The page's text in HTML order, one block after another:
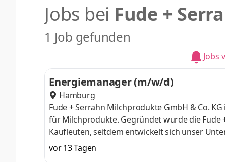
Jobs bei Fude +
1 Job gefunden
Jobs
Energiemanager (m/w/d)
Hamburg
Fude + Serrahn Milchprodukte GmbH & Co.
für Milchprodukte. Gegründet wurde die Fude
Kaufleuten, seitdem entwickelt sich unser
Hauptverwaltung befindet sich im Herzen
Europa. Die Mischung aus einem weltweit gut
vor 13 Tagen